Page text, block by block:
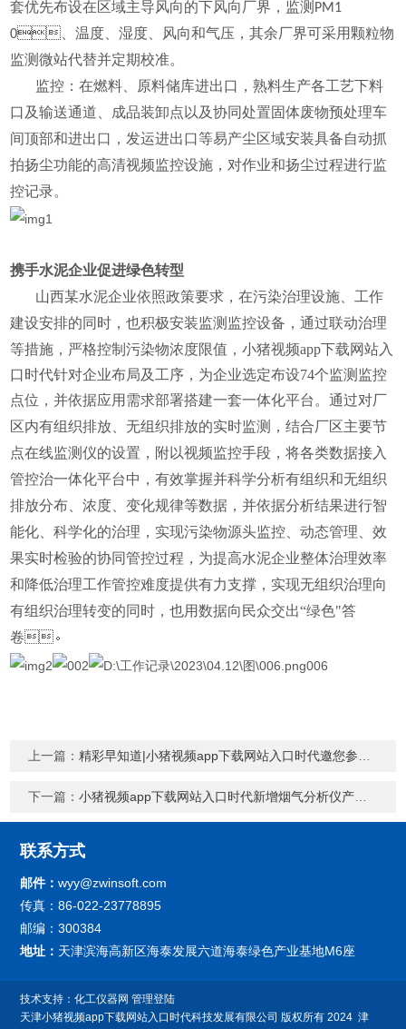
套优先布设在区域主导风向的下风向厂界，监测PM1
0、温度、湿度、风向和气压，其余厂界可采用颗粒物
监测微站代替并定期校准。
监控：在燃料、原料储库进出口，熟料生产各工艺下料
口及输送通道、成品装卸点以及协同处置固体废物预处理车
间顶部和进出口，发运进出口等易产尘区域安装具备自动抓
拍扬尘功能的高清视频监控设施，对作业和扬尘过程进行监
控记录。
携手水泥企业促进绿色转型
山西某水泥企业依照政策要求，在污染治理设施、工作
建设安排的同时，也积极安装监测监控设备，通过联动治理
等措施，严格控制污染物浓度限值，小猪视频app下载网站入
口时代针对企业布局及工序，为企业选定布设74个监测监控
点位，并依据应用需求部署搭建一套一体化平台。通过对厂
区内有组织排放、无组织排放的实时监测，结合厂区主要节
点在线监测仪的设置，附以视频监控手段，将各类数据接入
管控治一体化平台中，有效掌握并科学分析有组织和无组织
排放分布、浓度、变化规律等数据，并依据分析结果进行智
能化、科学化的治理，实现污染物源头监控、动态管理、效
果实时检验的协同管控过程，为提高水泥企业整体治理效率
和降低治理工作管控难度提供有力支撑，实现无组织治理向
有组织治理转变的同时，也用数据向民众交出“绿色"答
卷。
上一篇：精彩早知道|小猪视频app下载网站入口时代邀您参加视环会春季展
下一篇：小猪视频app下载网站入口时代新增烟气分析仪产品证书及报告
联系方式
邮件：wyy@zwinsoft.com
传真：86-022-23778895
邮编：300384
地址： 天津滨海高新区海泰发展六道海泰绿色产业基地M6座
技术支持：化工仪器网 管理登陆
天津小猪视频app下载网站入口时代科技发展有限公司 版权所有 2024津